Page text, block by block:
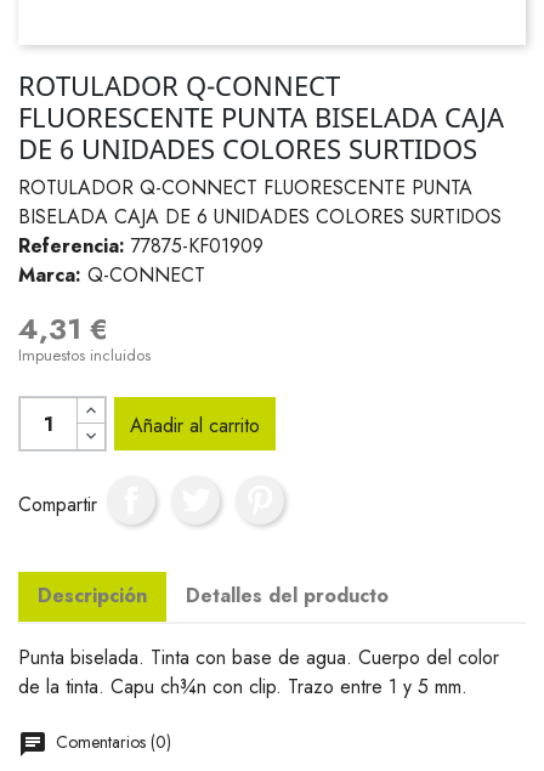
ROTULADOR Q-CONNECT
FLUORESCENTE PUNTA BISELADA CAJA
DE 6 UNIDADES COLORES SURTIDOS
ROTULADOR Q-CONNECT FLUORESCENTE PUNTA
BISELADA CAJA DE 6 UNIDADES COLORES SURTIDOS
Referencia: 77875-KF01909
Marca: Q-CONNECT
4,31 €
Impuestos incluidos
Añadir al carrito
Compartir
Descripción Detalles del producto
Punta biselada. Tinta con base de agua. Cuerpo del color
de la tinta. Capu ch¾n con clip. Trazo entre 1 y 5 mm.
Comentarios (0)